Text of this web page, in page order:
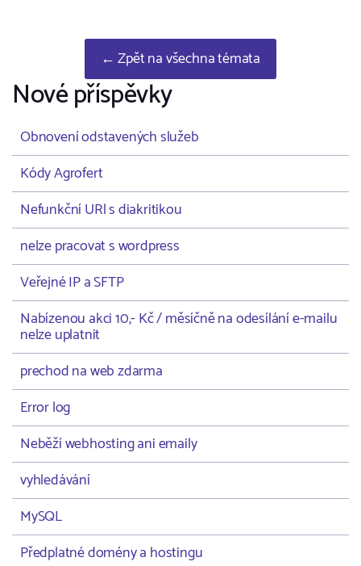
← Zpět na všechna témata
Nové příspěvky
Obnovení odstavených služeb
Kódy Agrofert
Nefunkční URl s diakritikou
nelze pracovat s wordpress
Veřejné IP a SFTP
Nabízenou akci 10,- Kč / měsíčně na odesílání e-mailu
nelze uplatnit
prechod na web zdarma
Error log
Neběží webhosting ani emaily
vyhledávání
MySQL
Předplatné domény a hostingu